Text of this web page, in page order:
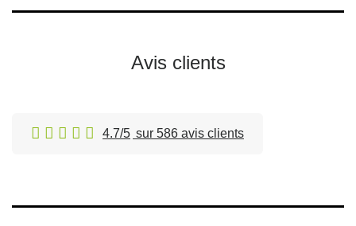
Avis clients
4.7/5 sur 586 avis clients